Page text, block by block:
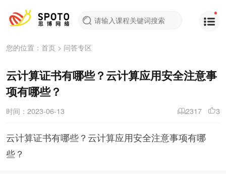
您的位置： 首页> 问答专区
云计算证书有哪些？云计算应用安全注意事
项有哪些？
时间：2023-06-13 2317 3
云计算证书有哪些？云计算应用安全注意事项有哪
些？